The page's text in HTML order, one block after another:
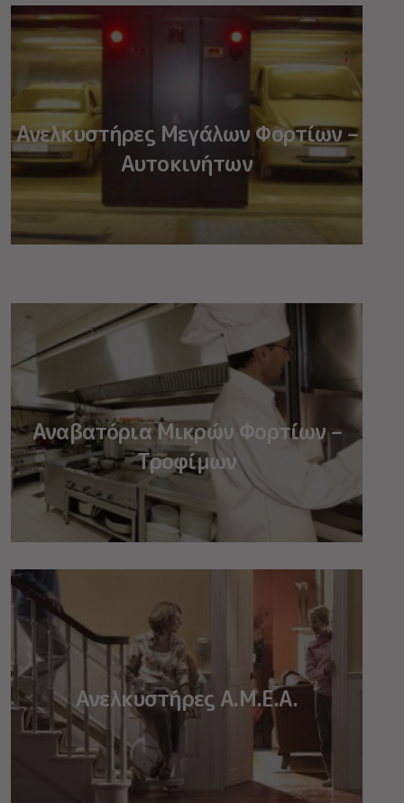
Ανελκυστήρες Μεγάλων Φορτίων –
Αυτοκινήτων
Αναβατόρια Μικρών Φορτίων –
Τροφίμων
Ανελκυστήρες Α.Μ.Ε.Α.